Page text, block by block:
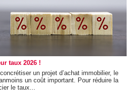
taux 2026 !
un projet d’achat immobilier, le
un coût important. Pour réduire la
le taux...